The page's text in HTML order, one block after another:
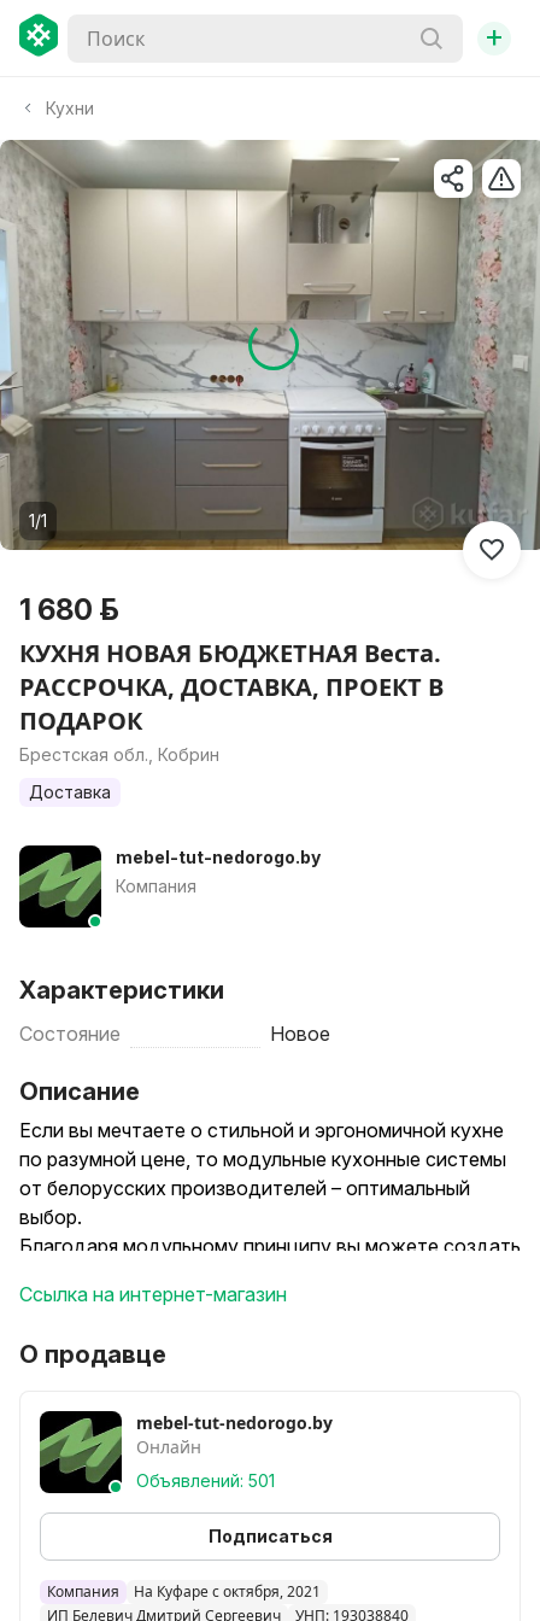
+
Кухни
1/1
1 680 р.
КУХНЯ НОВАЯ БЮДЖЕТНАЯ Веста.
РАССРОЧКА, ДОСТАВКА, ПРОЕКТ В
ПОДАРОК
Брестская обл., Кобрин
Доставка
mebel-tut-nedorogo.by
Компания
Характеристики
Состояние Новое
Описание
Если вы мечтаете о стильной и эргономичной кухне
по разумной цене, то модульные кухонные системы
от белорусских производителей – оптимальный
выбор.
Благодаря модульному принципу вы можете создать
П-образную или линейную. На фото кухня 2,7 м.
Более 33 трендовых цветовых решений
натурального дерева и лаконичных матовых
оттенков до ярких глянцевых расцветок.
Экологичные и долговечные материалы ЛДСП и
МДФ гарантируют безопасность для здоровья и
длительный срок службы.
В комплект входят столешница, фурнитура ведущих
брендов (шариковые направляющие, петли с
Ссылка на интернет-магазин
О продавце
mebel-tut-nedorogo.by
Онлайн
Объявлений: 501
Подписаться
Компания
На Куфаре с октября, 2021
ИП Белевич Дмитрий Сергеевич
УНП: 193038840